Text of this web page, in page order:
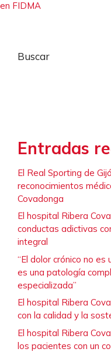
en FIDMA
Buscar
Entradas
El Real Sporting de
reconocimientos
Covadonga
El hospital Ribera
conductas adictivas
integral
“El dolor crónico no
es una patología
especializada”
El hospital Ribera
con la calidad y la
El hospital Ribera
los pacientes con un